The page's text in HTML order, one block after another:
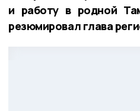
и работу в родной
резюмировал глава